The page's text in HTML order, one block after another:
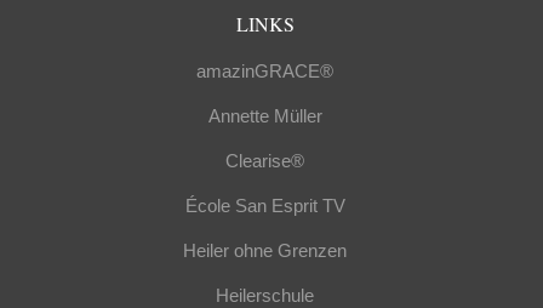
LINKS
amazinGRACE®
Annette Müller
Clearise®
École San Esprit TV
Heiler ohne Grenzen
Heilerschule